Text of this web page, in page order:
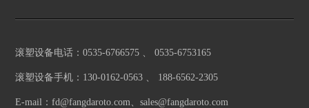
滚塑设备电话：0535-6766575 、 0535-6753165
滚塑设备手机：130-0162-0563 、 188-6562-2305
E-mail：fd@fangdaroto.com、sales@fangdaroto.com